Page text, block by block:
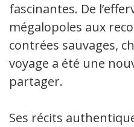
fascinantes. De
mégalopoles aux
contrées sauvages,
voyage a été une
partager.
Ses récits